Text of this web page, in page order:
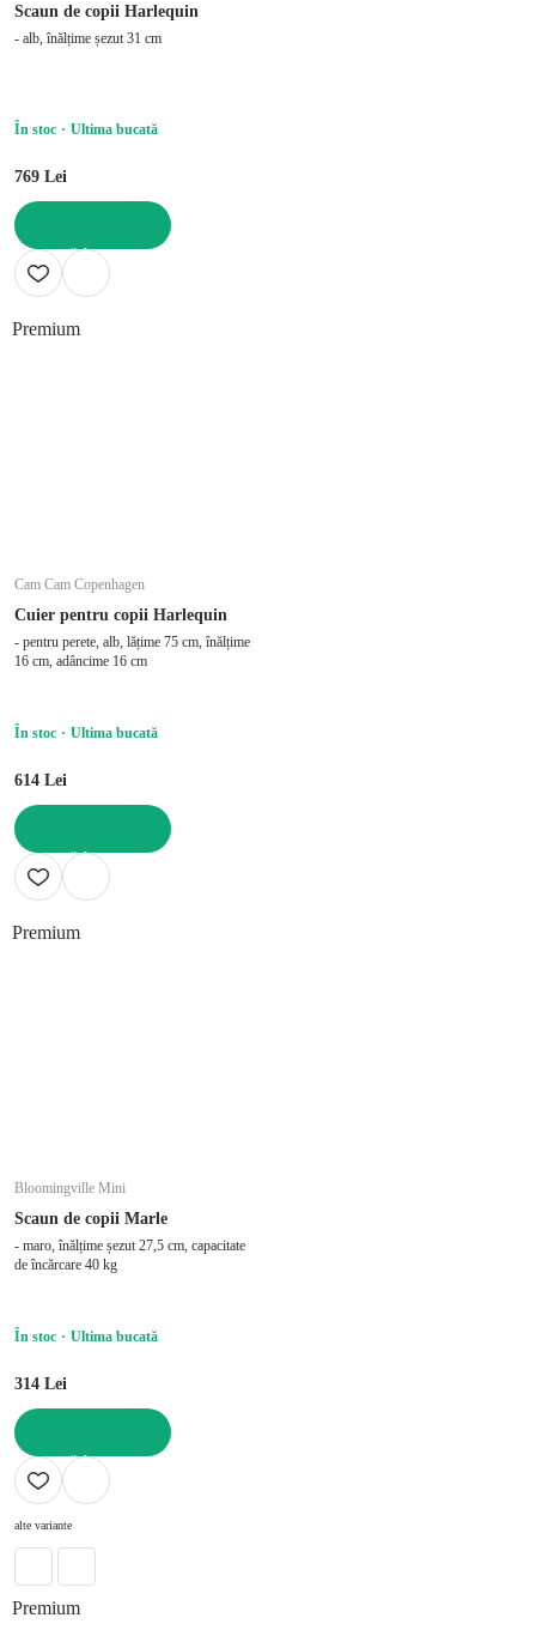
Scaun de copii Harlequin
- alb, înălțime șezut 31 cm
În stoc Ultima bucată
769 Lei
ADAUGĂ ÎN COȘ
Premium
Cam Cam Copenhagen
Cuier pentru copii Harlequin
- pentru perete, alb, lățime 75 cm, înălțime
16 cm, adâncime 16 cm
În stoc Ultima bucată
614 Lei
ADAUGĂ ÎN COȘ
Premium
Bloomingville Mini
Scaun de copii Marle
- maro, înălțime șezut 27,5 cm, capacitate
de încărcare 40 kg
În stoc Ultima bucată
314 Lei
ADAUGĂ ÎN COȘ
alte variante
Premium